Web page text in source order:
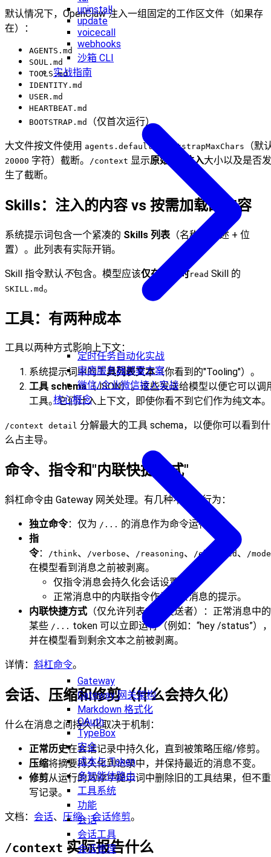
uninstall
update
voicecall
webhooks
沙箱 CLI
实战指南
定时任务自动化实战
家庭服务器部署方案
微信/企业微信接入实战
核心概念
Gateway
Gateway 网关架构
Markdown 格式化
OAuth
TypeBox
安全
成本与 Token
多智能体路由
工具系统
功能
会话
会话工具
会话管理
默认情况下，OpenClaw 注入一组固定的工作区文件（如果存
在）：
AGENTS.md
SOUL.md
TOOLS.md
IDENTITY.md
USER.md
HEARTBEAT.md
BOOTSTRAP.md
（仅首次运行）
大文件按文件使用 agents.defaults.bootstrapMaxChars （默
20000 字符）截断。 /context 显示原始 vs 注入大小以及是否发
生了截断。
Skills：注入的内容 vs 按需加载的内容
系统提示词包含一个紧凑的 Skills 列表 （名称 + 描述 + 位
置）。此列表有实际开销。
Skill 指令默认 不包含。模型应该仅在需要时read Skill 的
SKILL.md。
工具：有两种成本
工具以两种方式影响上下文：
系统提示词中的工具列表文本（你看到的"Tooling"）。
工具 schema（JSON）。这些发送给模型以便它可以调
工具。它们计入上下文，即使你看不到它们作为纯文本。
/context detail 分解最大的工具 schema，以便你可以看到什
么占主导。
命令、指令和"内联快捷方式"
斜杠命令由 Gateway 网关处理。有几种不同的行为：
独立命令：仅为 /... 的消息作为命令运行。
指
令： /think、 /verbose、 /reasoning、 /elevated 、 /
在模型看到消息之前被剥离。
仅指令消息会持久化会话设置。
正常消息中的内联指令作为每条消息的提示。
内联快捷方式 （仅允许列表中的发送者）：正常消息中的
某些 /... token 可以立即运行（例如：“hey /status”）
并在模型看到剩余文本之前被剥离。
详情： 斜杠命令。
会话、压缩和修剪（什么会持久化）
什么在消息之间持久化取决于机制：
正常历史在会话记录中持久化，直到被策略压缩/修剪。
压缩将摘要持久化到记录中，并保持最近的消息不变。
修剪从运行的内存中提示词中删除旧的工具结果，但不重
写记录。
文档： 会话、 压缩、会话修剪。
/context 实际报告什么